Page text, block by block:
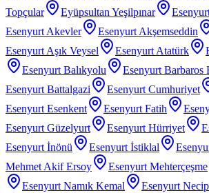
Topçular
Eyüpsultan Yeşilpınar
Esenyurt Akevler
Esenyurt Akşemseddin
Esenyurt Aşık Veysel
Esenyurt Atatürk
Esenyurt Balıkyolu
Esenyurt Barbaros
Esenyurt Battalgazi
Esenyurt Cumhuriyet
Esenyurt Esenkent
Esenyurt Fatih
Esenyurt Güzelyurt
Esenyurt Hürriyet
Esenyurt İnönü
Esenyurt İstiklal
Mehmet Akif Ersoy
Esenyurt Mehterçeşme
Esenyurt Namık Kemal
Esenyurt